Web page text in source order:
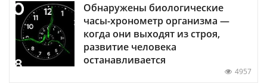
Обнаружены биологические
часы-хронометр организма —
когда они выходят из строя,
развитие человека
останавливается
4957